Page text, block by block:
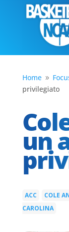
Home 9
privilegiato
un
ACC COLE
CAROLINA